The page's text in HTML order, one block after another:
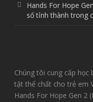
Hands For Hope
số tỉnh thành trong
Chúng tôi cung cấp học
tật thể chất cho trẻ em
Hands For Hope Gen 2